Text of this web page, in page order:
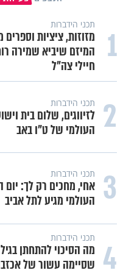
1 תכני הידברות
מזוזות, ציציות
המיזם שיביא שמירה
חיילי צה"ל
2 תכני הידברות
לזיווגים, שלום בית
העולמי של ט"ו באב
3 תכני הידברות
אחי, מחכים רק לך: יום
העולמי מגיע לתל אביב
4 תכני הידברות
שסיימה עשור של